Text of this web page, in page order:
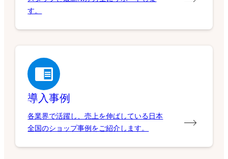
す。
導入事例
各業界で活躍し、売上を伸ばしている日本
全国のショップ事例をご紹介します。